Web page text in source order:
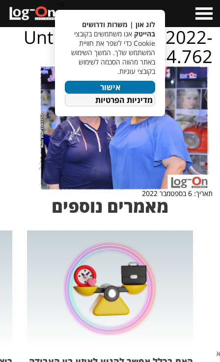
Menu
Untitled design – 2022-
09-01T131434.762
תאריך: 6 בספטמבר 2022
מאמרים נוספים
לוג און | משרות ודרושים
בהייטק אנו משתמשים בקובצי
Cookie כדי לשפר את חוויית
המשתמש שלך. המשך השימוש
באתר מהווה הסכמה לשימוש
בקובצי עוגיות.
אישור
מדיניות הפרטיות